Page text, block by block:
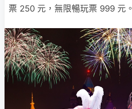
票 250 元，無限暢玩票 999 元。